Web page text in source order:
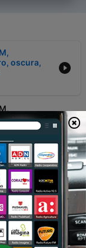
oscura,
oscura,
oscura,
oscura,